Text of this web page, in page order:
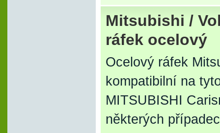
Mitsubishi /
ráfek ocelový
Ocelový ráfek
kompatibilní na
MITSUBISHI
některých